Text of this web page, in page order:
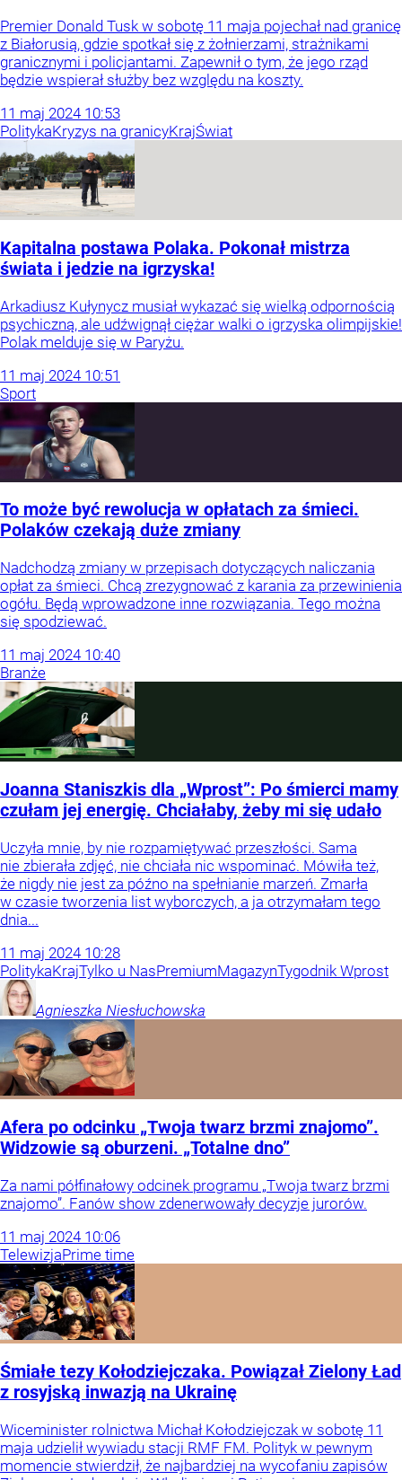
Premier Donald Tusk w sobotę 11 maja pojechał nad granicę
z Białorusią, gdzie spotkał się z żołnierzami, strażnikami
granicznymi i policjantami. Zapewnił o tym, że jego rząd
będzie wspierał służby bez względu na koszty.
11 maj 2024 10:53
PolitykaKryzys na granicyKrajŚwiat
Kapitalna postawa Polaka. Pokonał mistrza
świata i jedzie na igrzyska!
Arkadiusz Kułynycz musiał wykazać się wielką odpornością
psychiczną, ale udźwignął ciężar walki o igrzyska olimpijskie!
Polak melduje się w Paryżu.
11 maj 2024 10:51
Sport
To może być rewolucja w opłatach za śmieci.
Polaków czekają duże zmiany
Nadchodzą zmiany w przepisach dotyczących naliczania
opłat za śmieci. Chcą zrezygnować z karania za przewinienia
ogółu. Będą wprowadzone inne rozwiązania. Tego można
się spodziewać.
11 maj 2024 10:40
Branże
Joanna Staniszkis dla „Wprost”: Po śmierci mamy
czułam jej energię. Chciałaby, żeby mi się udało
Uczyła mnie, by nie rozpamiętywać przeszłości. Sama
nie zbierała zdjęć, nie chciała nic wspominać. Mówiła też,
że nigdy nie jest za późno na spełnianie marzeń. Zmarła
w czasie tworzenia list wyborczych, a ja otrzymałam tego
dnia...
11 maj 2024 10:28
PolitykaKrajTylko u NasPremiumMagazynTygodnik Wprost
Agnieszka Niesłuchowska
Afera po odcinku „Twoja twarz brzmi znajomo”.
Widzowie są oburzeni. „Totalne dno”
Za nami półfinałowy odcinek programu „Twoja twarz brzmi
znajomo”. Fanów show zdenerwowały decyzje jurorów.
11 maj 2024 10:06
TelewizjaPrime time
Śmiałe tezy Kołodziejczaka. Powiązał Zielony Ład
z rosyjską inwazją na Ukrainę
Wiceminister rolnictwa Michał Kołodziejczak w sobotę 11
maja udzielił wywiadu stacji RMF FM. Polityk w pewnym
momencie stwierdził, że najbardziej na wycofaniu zapisów